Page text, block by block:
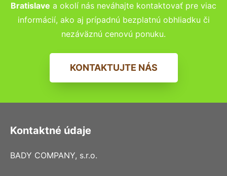
Bratislave a okolí nás neváhajte kontaktovať pre viac
informácií, ako aj prípadnú bezplatnú obhliadku či
nezáväznú cenovú ponuku.
KONTAKTUJTE NÁS
Kontaktné údaje
BADY COMPANY, s.r.o.